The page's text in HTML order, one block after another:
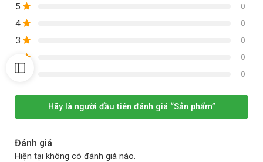
5 0
4 0
3 0
2 0
1 0
Hãy là người đầu tiên đánh giá “Sản phẩm”
Đánh giá
Hiện tại không có đánh giá nào.